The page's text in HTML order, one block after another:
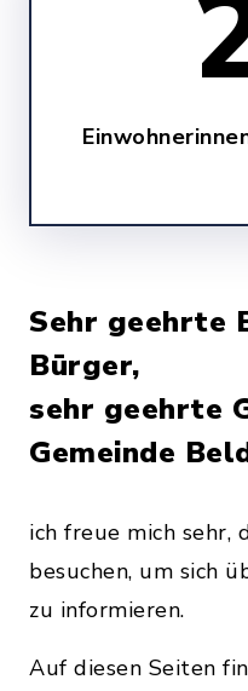
Sehr geehrte
Bürger,
sehr geehrte
Gemeinde
ich freue mich sehr,
besuchen, um sich
zu informieren.
Auf diesen Seiten